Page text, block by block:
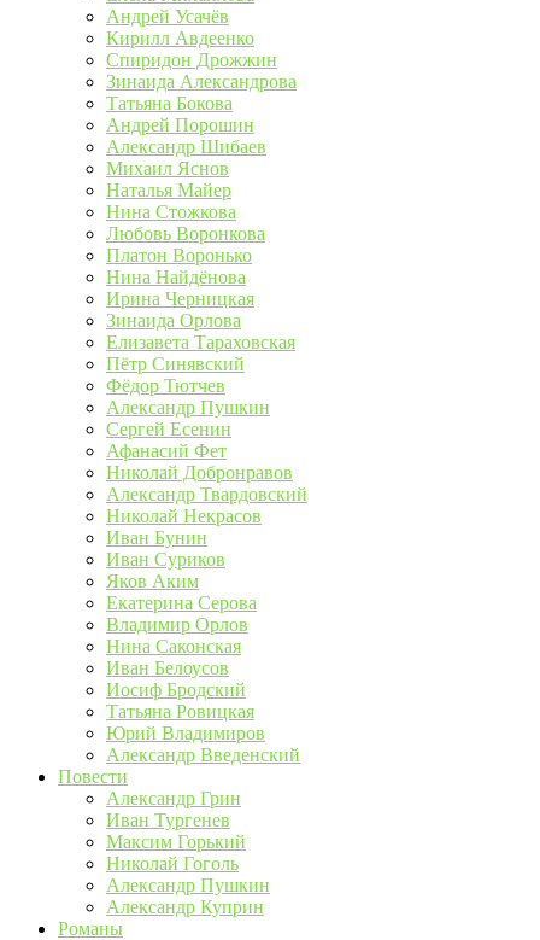
Андрей Усачёв
Кирилл Авдеенко
Спиридон Дрожжин
Зинаида Александрова
Татьяна Бокова
Андрей Порошин
Александр Шибаев
Михаил Яснов
Наталья Майер
Нина Стожкова
Любовь Воронкова
Платон Воронько
Нина Найдёнова
Ирина Черницкая
Зинаида Орлова
Елизавета Тараховская
Пётр Синявский
Фёдор Тютчев
Александр Пушкин
Сергей Есенин
Афанасий Фет
Николай Добронравов
Александр Твардовский
Николай Некрасов
Иван Бунин
Иван Суриков
Яков Аким
Екатерина Серова
Владимир Орлов
Нина Саконская
Иван Белоусов
Иосиф Бродский
Татьяна Ровицкая
Юрий Владимиров
Александр Введенский
Повести
Александр Грин
Иван Тургенев
Максим Горький
Николай Гоголь
Александр Пушкин
Александр Куприн
Романы